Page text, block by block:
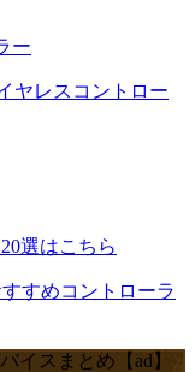
ー
ヤレスコントロー
選はこちら
すめコントローラ
イスまとめ【ad】